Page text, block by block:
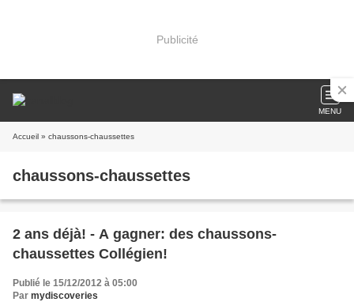
Publicité
MENU
Accueil » chaussons-chaussettes
chaussons-chaussettes
2 ans déjà! - A gagner: des chaussons-
chaussettes Collégien!
Publié le 15/12/2012 à 05:00
Par mydiscoveries